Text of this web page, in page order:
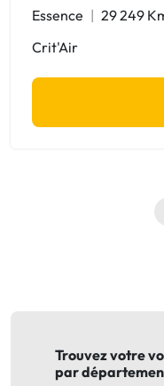
Essence 29 249
Crit'Air
Trouvez votre
par